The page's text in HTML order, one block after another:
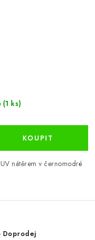
(1 ks)
nátěrem v černomodré
Doprodej